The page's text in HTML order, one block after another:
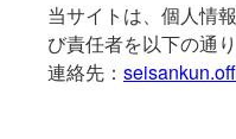
当サイトは、個人情
び責任者を以下の通り
連絡先：